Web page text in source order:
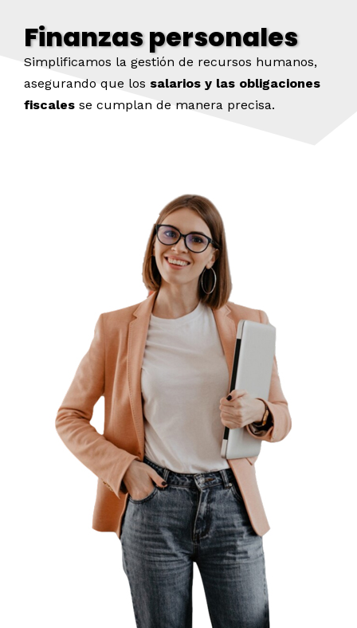
Finanzas personales
Simplificamos la gestión de recursos humanos,
asegurando que los salarios y las obligaciones
fiscales se cumplan de manera precisa.